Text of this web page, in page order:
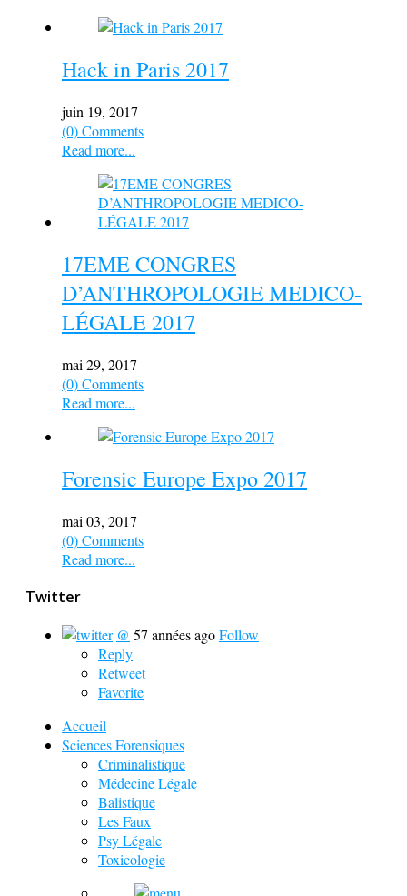
Hack in Paris 2017
juin 19, 2017
(0) Comments
Read more...
17EME CONGRES
D’ANTHROPOLOGIE MEDICO-
LÉGALE 2017
mai 29, 2017
(0) Comments
Read more...
Forensic Europe Expo 2017
mai 03, 2017
(0) Comments
Read more...
Twitter
@ 57 années agoFollow
Reply
Retweet
Favorite
Accueil
Sciences Forensiques
Criminalistique
Médecine Légale
Balistique
Les Faux
Psy Légale
Toxicologie